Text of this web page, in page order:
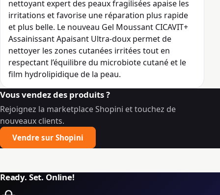
nettoyant expert des peaux fragilisées apaise les
irritations et favorise une réparation plus rapide
et plus belle. Le nouveau Gel Moussant CICAVIT+
Assainissant Apaisant Ultra-doux permet de
nettoyer les zones cutanées irritées tout en
respectant l’équilibre du microbiote cutané et le
film hydrolipidique de la peau.
Vous vendez des produits ?
Rejoignez la marketplace Shopini et touchez de
nouveaux clients.
Vendre sur Shopini
Ready. Set. Online!